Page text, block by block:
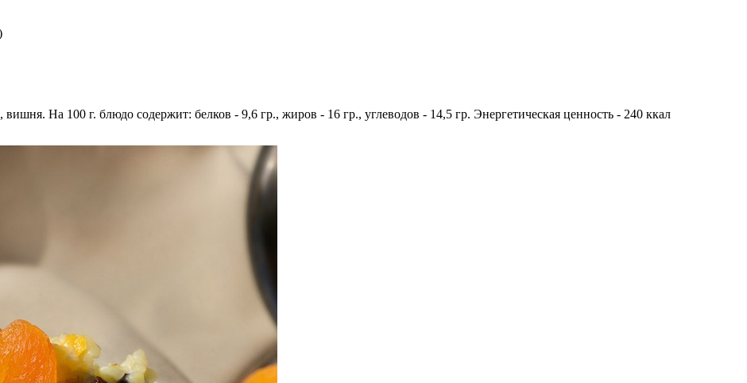
На 100 г. блюдо содержит: белков - 9,6 гр., жиров - 16 гр., углеводов - 14,5 гр. Энергетическая ценность - 240 ккал